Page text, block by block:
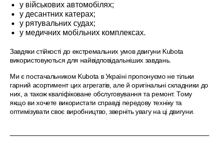
у військових автомобілях;
у десантних катерах;
у рятувальних судах;
у медичних мобільних комплексах.
Завдяки стійкості до екстремальних умов двигуни Kubota
використовуються для найвідповідальніших завдань.
Ми є постачальником Kubota в Україні пропонуємо не тільки
гарний асортимент цих агрегатів, але й оригінальні складники до
них, а також кваліфіковане обслуговування та ремонт. Тому
якщо ви хочете використати справді передову техніку та
оптимізувати своє виробництво, зверніть увагу на ці двигуни.